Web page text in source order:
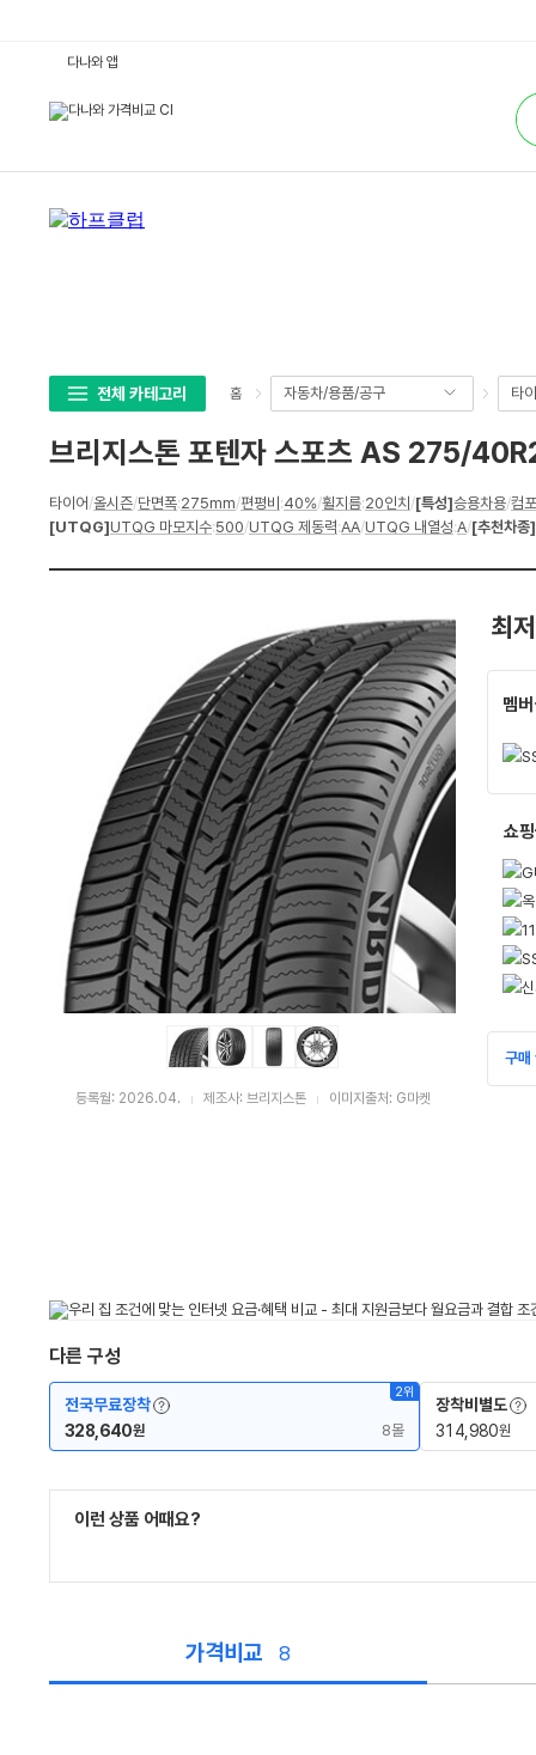
합
검
색
다나와 앱
전체 카테고리 홈 자동차/용품/공구 타
브리지스톤 포텐자 스포츠 AS 275/
상
세
스
타이어 /올시즌/단면폭:275mm/편평비 :40%/휠지름:20인치 /[특성]승용차용/컴
[UTQG]UTQG 마모지수:500/UTQG 제동력:AA/UTQG 내열성:A/[추천차종]
등록월: 2026.04. 제조사: 브리지스톤 이미지출처: G마켓
최
멤
쇼
구매
다른 구성
2위
전국무료장착용어사전 레이어 보기
328,640원 8몰
장착비별도용
314,980원
이런 상품 어때요?
가격비교 8